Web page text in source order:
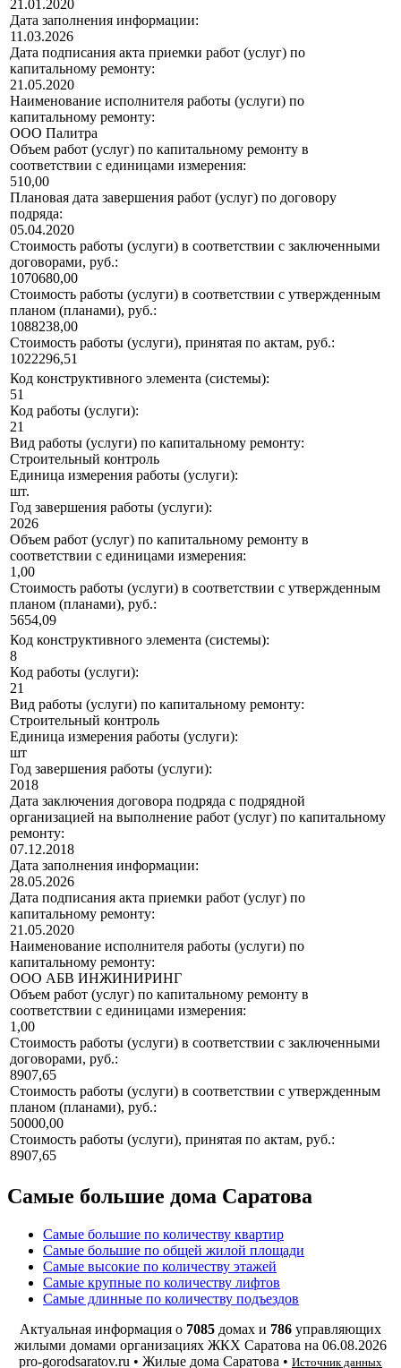
21.01.2020
Дата заполнения информации:
11.03.2026
Дата подписания акта приемки работ (услуг) по
капитальному ремонту:
21.05.2020
Наименование исполнителя работы (услуги) по
капитальному ремонту:
ООО Палитра
Объем работ (услуг) по капитальному ремонту в
соответствии с единицами измерения:
510,00
Плановая дата завершения работ (услуг) по договору
подряда:
05.04.2020
Стоимость работы (услуги) в соответствии с заключенными
договорами, руб.:
1070680,00
Стоимость работы (услуги) в соответствии с утвержденным
планом (планами), руб.:
1088238,00
Стоимость работы (услуги), принятая по актам, руб.:
1022296,51
Код конструктивного элемента (системы):
51
Код работы (услуги):
21
Вид работы (услуги) по капитальному ремонту:
Строительный контроль
Единица измерения работы (услуги):
шт.
Год завершения работы (услуги):
2026
Объем работ (услуг) по капитальному ремонту в
соответствии с единицами измерения:
1,00
Стоимость работы (услуги) в соответствии с утвержденным
планом (планами), руб.:
5654,09
Код конструктивного элемента (системы):
8
Код работы (услуги):
21
Вид работы (услуги) по капитальному ремонту:
Строительный контроль
Единица измерения работы (услуги):
шт
Год завершения работы (услуги):
2018
Дата заключения договора подряда с подрядной
организацией на выполнение работ (услуг) по капитальному
ремонту:
07.12.2018
Дата заполнения информации:
28.05.2026
Дата подписания акта приемки работ (услуг) по
капитальному ремонту:
21.05.2020
Наименование исполнителя работы (услуги) по
капитальному ремонту:
ООО АБВ ИНЖИНИРИНГ
Объем работ (услуг) по капитальному ремонту в
соответствии с единицами измерения:
1,00
Стоимость работы (услуги) в соответствии с заключенными
договорами, руб.:
8907,65
Стоимость работы (услуги) в соответствии с утвержденным
планом (планами), руб.:
50000,00
Стоимость работы (услуги), принятая по актам, руб.:
8907,65
Самые большие дома Саратова
Самые большие по количеству квартир
Самые большие по общей жилой площади
Самые высокие по количеству этажей
Самые крупные по количеству лифтов
Самые длинные по количеству подъездов
Актуальная информация о 7085 домах и 786 управляющих
жилыми домами организациях ЖКХ Саратова на 06.08.2026
pro-gorodsaratov.ru • Жилые дома Саратова • Источник данных